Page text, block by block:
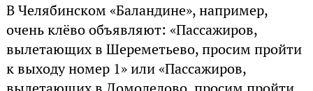
В Челябинском «Баландине», например,
очень клёво объявляют: «Пассажиров,
вылетающих в Шереметьево, просим пройти
к выходу номер 1» или «Пассажиров,